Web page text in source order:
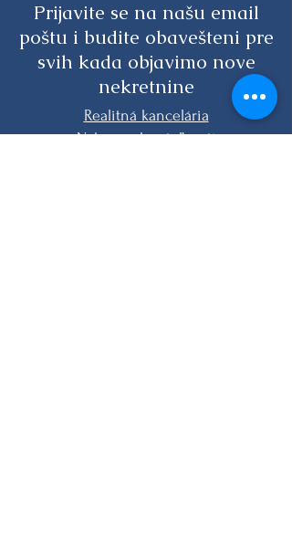
Prijavite se na našu email
poštu i budite obavešteni pre
svih kada objavimo nove
nekretnine
Realitná kancelária
Nákup nehnuteľnosti